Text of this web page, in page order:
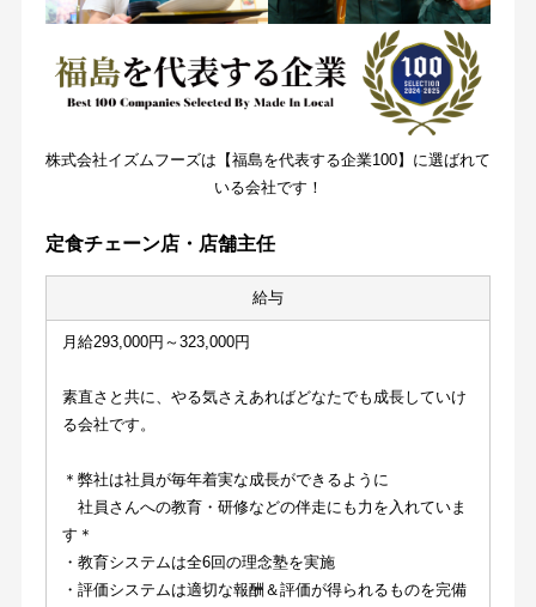
株式会社イズムフーズは【福島を代表する企業100】に選ばれて
いる会社です！
定食チェーン店・店舗主任
給与
月給293,000円～323,000円
素直さと共に、やる気さえあればどなたでも成長していけ
る会社です。
＊弊社は社員が毎年着実な成長ができるように
社員さんへの教育・研修などの伴走にも力を入れていま
す＊
・教育システムは全6回の理念塾を実施
・評価システムは適切な報酬＆評価が得られるものを完備